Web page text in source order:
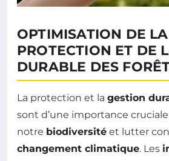
OPTIMISATION DE LA
PROTECTION ET DE
DURABLE DES
La protection et la gestion
sont d’une importance
notre biodiversité et lutter
changement climatique. Les